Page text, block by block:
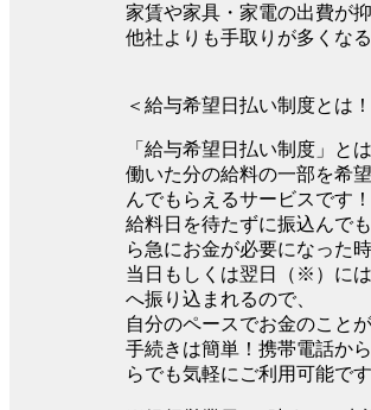
家賃や家具・家電の出費が
他社よりも手取りが多くな
＜給与希望日払い制度とは
「給与希望日払い制度」とは
働いた分の給料の一部を希
んでもらえるサービスです！
給料日を待たずに振込んで
ら急にお金が必要になった
当日もしくは翌日（※）に
へ振り込まれるので、
自分のペースでお金のこと
手続きは簡単！携帯電話か
らでも気軽にご利用可能です